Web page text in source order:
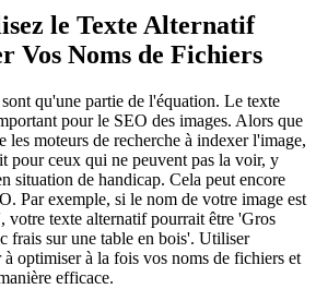
le Texte Alternatif
Vos Noms de Fichiers
qu'une partie de l'équation. Le texte
pour le SEO des images. Alors que
les moteurs de recherche à indexer l'image,
pour ceux qui ne peuvent pas la voir, y
situation de handicap. Cela peut encore
Par exemple, si le nom de votre image est
votre texte alternatif pourrait être 'Gros
frais sur une table en bois'. Utiliser
optimiser à la fois vos noms de fichiers et
efficace.